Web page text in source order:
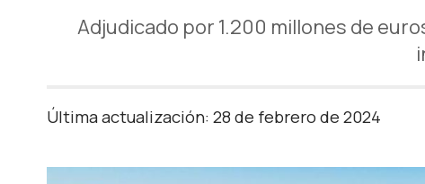
Adjudicado por 1.200 millones de
Última actualización: 28 de febrero de 2024